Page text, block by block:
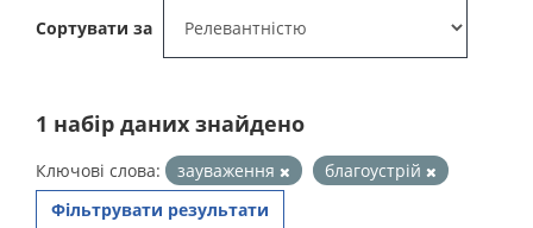
Сортувати за
1 набір даних знайдено
Ключові слова: зауваження
благоустрій
Фільтрувати результати